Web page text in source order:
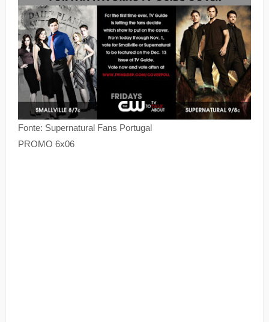
Fonte: Supernatural Fans Portugal
PROMO 6x06